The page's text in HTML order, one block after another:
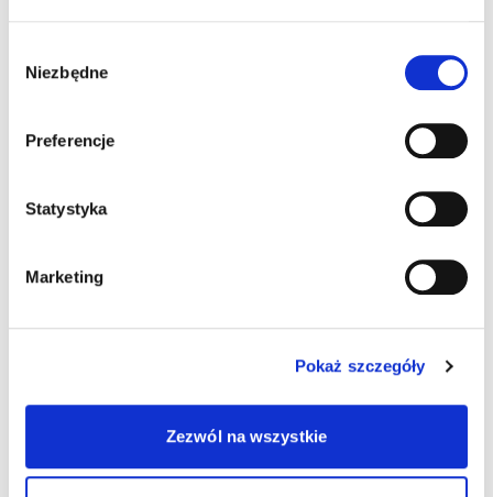
zgody
Niezbędne
Preferencje
Statystyka
Marketing
Pokaż szczegóły
Zezwól na wszystkie